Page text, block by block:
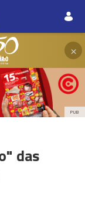
×
PUB
das